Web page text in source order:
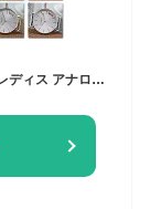
COACH コーチ 腕時計 時計 ブランド レディース レディス アナログ シンプル おしゃれ かわいい 見やすい メタル メタルバンド メッシュ メッシュベルト 女性 女子 大人 大人女子 大人可愛い 可愛い 薄い 薄型 プレゼント 誕生日 誕生日プレゼント 記念日 ギフト